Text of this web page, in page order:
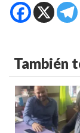
También